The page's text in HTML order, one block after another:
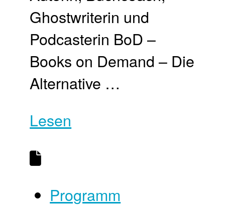
Ghostwriterin und
Podcasterin BoD –
Books on Demand – Die
Alternative …
Lesen
Programm